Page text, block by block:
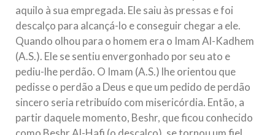
aquilo à sua empregada. Ele saiu às pressas e foi
descalço para alcançá-lo e conseguir chegar a ele.
Quando olhou para o homem era o Imam Al-Kadhem
(A.S.). Ele se sentiu envergonhado por seu ato e
pediu-lhe perdão. O Imam (A.S.) lhe orientou que
pedisse o perdão a Deus e que um pedido de perdão
sincero seria retribuído com misericórdia. Então, a
partir daquele momento, Beshr, que ficou conhecido